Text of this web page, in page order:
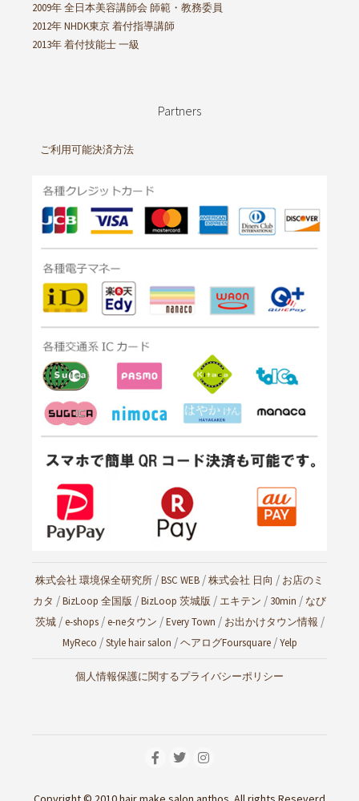
2009年 全日本美容講師会 師範・教務委員
2012年 NHDK東京 着付指導講師
2013年 着付技能士 一級
Partners
ご利用可能決済方法
株式会社 環境保全研究所 /BSC WEB /株式会社 日向 / お店のミ
カタ /BizLoop 全国版 /BizLoop 茨城版 / エキテン / 30min / なび
茨城/e-shops/e-neタウン /Every Town / お出かけタウン情報 /
MyReco /Style hair salon /ヘアログFoursquare/Yelp
個人情報保護に関するプライバシーポリシー